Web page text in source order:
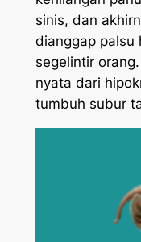
sinis, dan
dianggap palsu
segelintir
nyata dari
tumbuh subur